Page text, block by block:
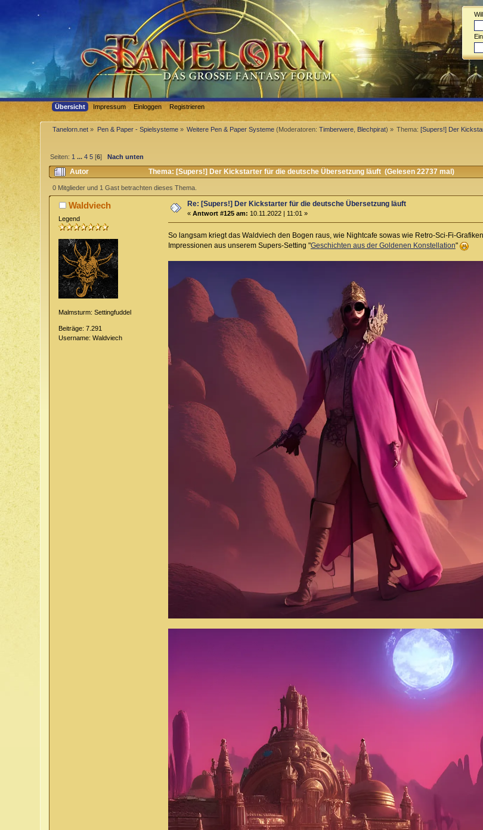
Übersicht Impressum Einloggen Registrieren
Tanelorn.net » Pen & Paper - Spielsysteme» Weitere Pen & Paper Systeme (Moderatoren:Timberwere Blechpirat) » Thema:[Supers!] Der
Seiten: 1 ...4 5 [6]Nach unten
Autor Thema: [Supers!] Der Kickstarter für die deutsche Übersetzung läuft (Gelesen 22737 mal)
0 Mitglieder und 1 Gast betrachten dieses Thema.
Waldviech
Legend
Malmsturm: Settingfuddel
Beiträge: 7.291
Username: Waldviech
Re: [Supers!] Der Kickstarter für die deutsche Übersetzung läuft
«Antwort #125 am: 10.11.2022 | 11:01 »
So langsam kriegt das Waldviech den Bogen raus, wie Nightcafe sowas wie Retro-Sci-Fi-
Impressionen aus unserem Supers-Setting "Geschichten aus der Goldenen Konstellation"